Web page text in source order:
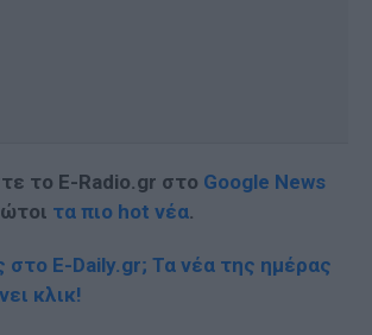
το E-Radio.gr στο Google News
τα πιο hot νέα.
στο E-Daily.gr; Τα νέα της ημέρας
κλικ!